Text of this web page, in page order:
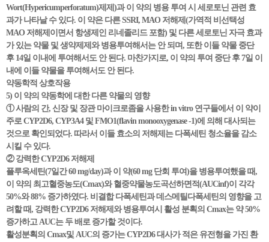
Wort(Hypericumperforatum)제제)과 이 약의 병용 투여 시 세로토닌 관련 효
과가 나타날 수 있다. 이 약은 다른 SSRI, MAO 저해제(가역적 비선택성
MAO 저해제이면서 항생제인 리네졸리드 포함) 및 다른 세로토닌 자극 효과
가 있는 약물 및 생약제제와 병용투여해서는 안 되며, 또한 이들 약물 중단
후 14일 이내에 투여해서도 안 된다. 마찬가지로, 이 약의 투여 중단 후 7일 이
내에 이들 약물을 투여해서도 안 된다.
약동학적 상호작용
5) 이 약의 약동학에 대한 다른 약물의 영향
① 사람의 간, 신장 및 장관 마이크로좀을 사용한 in vitro 연구들에서 이 약이
주로 CYP2D6, CYP3A4 및 FMO1(flavin monooxygenase -1)에 의해 대사되는
것으로 확인되었다. 따라서 이들 효소의 저해제는 다폭세틴 청소율을 감소
시킬 수 있다.
② 강력한 CYP2D6 저해제
플루옥세틴(7일간 60 mg/day)과 이 약(60 mg 단회 투여)을 병용투여했을 때,
이 약의 최고혈중농도(Cmax)와 혈중약물농도곡선하면적(AUCinf)이 각각
50%와 88% 증가하였다. 비결합 다폭세틴과 데스메틸다폭세틴의 영향을 고
려할 때, 강력한 CYP2D6 저해제와 병용투여시 활성 분획의 Cmax는 약 50%
증가하고 AUC는 두 배로 증가할 것이다.
활성분획의 Cmax및 AUC의 증가는 CYP2D6 대사가 적은 유전형을 가진 환